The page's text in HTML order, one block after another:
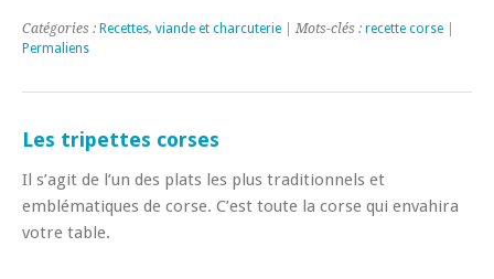
Catégories : Recettes, viande et charcuterie | Mots-clés : recette corse
Permaliens
Les tripettes corses
Il s’agit de l’un des plats les plus traditionnels et
emblématiques de corse. C’est toute la corse qui envahira
votre table.